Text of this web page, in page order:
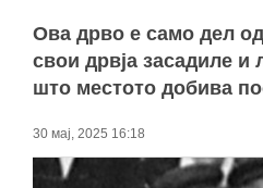
Ова дрво е само дел од
свои дрвја засадиле и
што местото добива
30 мај, 2025 16:18